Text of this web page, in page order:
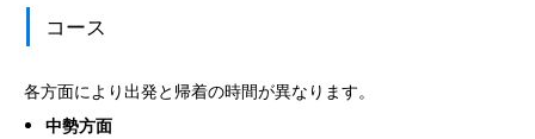
コース
各方面により出発と帰着の時間が異なります。
中勢方面